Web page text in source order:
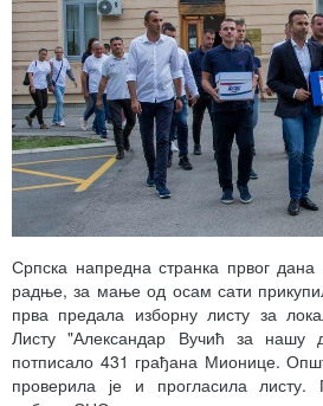
Српска напредна странка првог
радње, за мање од осам сати
прва предала изборну листу за
Листу "Александар Вучић за нашу
потписало 431 грађана Мионице.
проверила је и прогласила листу.